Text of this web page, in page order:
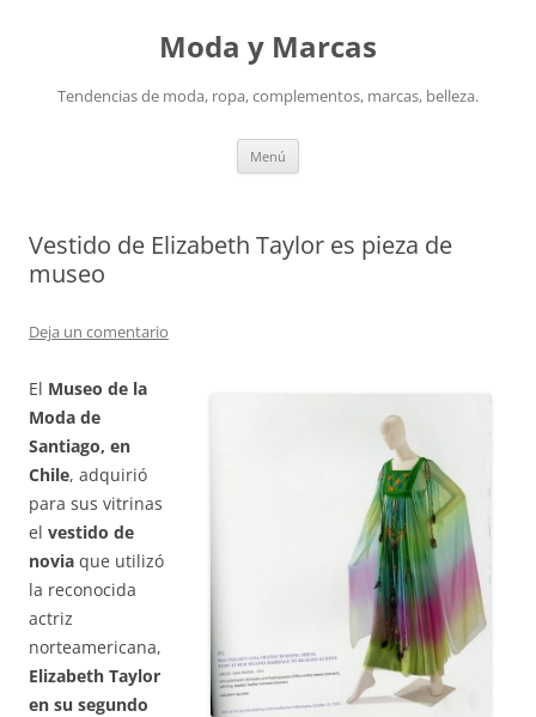
Moda y Marcas
Tendencias de moda, ropa, complementos, marcas, belleza.
Menú
Vestido de Elizabeth Taylor es pieza de
museo
Deja un comentario
El Museo de la
Moda de
Santiago, en
Chile, adquirió
para sus vitrinas
el vestido de
novia que utilizó
la reconocida
actriz
norteamericana,
Elizabeth Taylor
en su segundo